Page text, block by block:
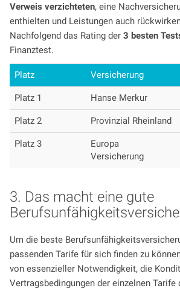
Verweis verzichteten, eine
enthielten und Leistungen auch
Nachfolgend das Rating der 3 besten
Finanztest.
Platz Versicherung
Platz 1 Hanse Merkur
Platz 2 Provinzial Rheinland
Platz 3
Europa
Versicherung
3. Das macht eine gute
Um die beste
passenden Tarife für sich finden zu
von essenzieller Notwendigkeit, die
Vertragsbedingungen der einzelnen Tarife